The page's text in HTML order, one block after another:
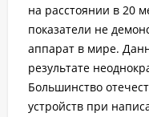
на расстоянии в 20
показатели не
аппарат в мире.
результате
Большинство
устройств при